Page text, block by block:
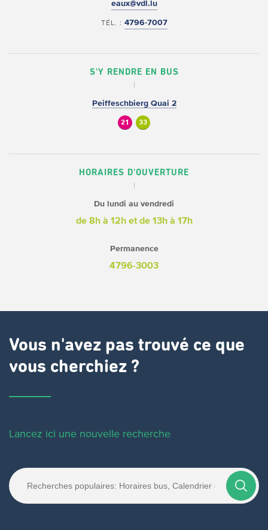
eaux@vdl.lu
TÉL. : 4796-7007
S'Y RENDRE EN BUS
Peiffeschbierg Quai 2
21 33
HORAIRES D'OUVERTURE
Du lundi au vendredi
de 8h à 12het de 13h à 17h
Permanence
4796-3003
Vous n'avez pas trouvé ce que
vous cherchiez ?
Lancez ici une nouvelle recherche